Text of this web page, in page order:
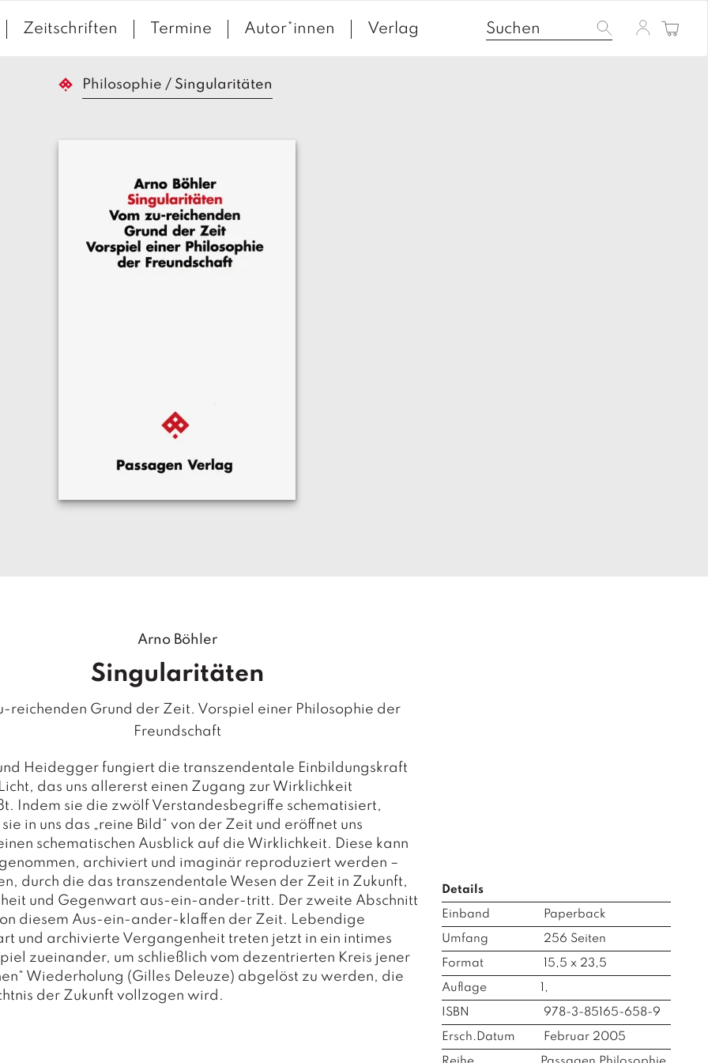
Zeitschriften Termine Autor*innen Verlag
Philosophie / Singularitäten
Arno Böhler
Singularitäten
reichenden Grund der Zeit. Vorspiel einer Philosophie der
Freundschaft
Heidegger fungiert die transzendentale Einbildungskraft
das uns allererst einen Zugang zur Wirklichkeit
Indem sie die zwölf Verstandesbegriffe schematisiert,
in uns das „reine Bild“ von der Zeit und eröffnet uns
schematischen Ausblick auf die Wirklichkeit. Diese kann
archiviert und imaginär reproduziert werden –
durch die das transzendentale Wesen der Zeit in Zukunft,
und Gegenwart aus-ein-ander-tritt. Der zweite Abschnitt
diesem Aus-ein-ander-klaffen der Zeit. Lebendige
und archivierte Vergangenheit treten jetzt in ein intimes
zueinander, um schließlich vom dezentrierten Kreis jener
Wiederholung (Gilles Deleuze) abgelöst zu werden, die
der Zukunft vollzogen wird.
Details
Einband
Paperback
Umfang
256 Seiten
Format
15,5 x 23,5
Auflage
1,
ISBN
978-3-85165-658-9
Ersch.Datum
Februar 2005